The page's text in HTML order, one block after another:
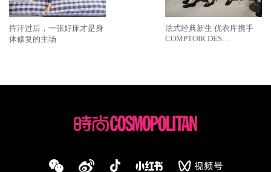
挥汗过后，一张好床才是身
体修复的主场
法式经典新生 优衣库携手
COMPTOIR DES